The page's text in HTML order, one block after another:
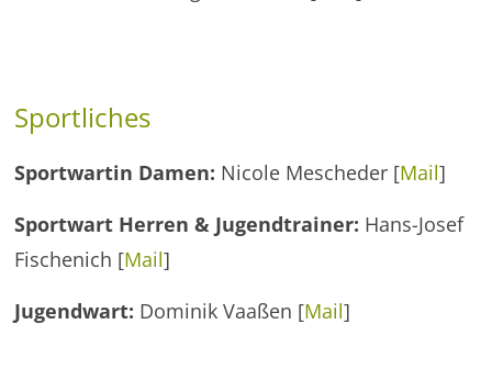
Sportliches
Sportwartin Damen: Nicole Mescheder [Mail]
Sportwart Herren & Jugendtrainer: Hans-Josef
Fischenich [Mail]
Jugendwart: Dominik Vaaßen [Mail]